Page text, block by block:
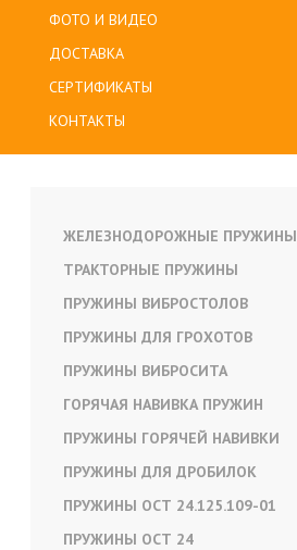
ФОТО И ВИДЕО
ДОСТАВКА
СЕРТИФИКАТЫ
КОНТАКТЫ
ЖЕЛЕЗНОДОРОЖНЫЕ ПРУЖИНЫ
ТРАКТОРНЫЕ ПРУЖИНЫ
ПРУЖИНЫ ВИБРОСТОЛОВ
ПРУЖИНЫ ДЛЯ ГРОХОТОВ
ПРУЖИНЫ ВИБРОСИТА
ГОРЯЧАЯ НАВИВКА ПРУЖИН
ПРУЖИНЫ ГОРЯЧЕЙ НАВИВКИ
ПРУЖИНЫ ДЛЯ ДРОБИЛОК
ПРУЖИНЫ ОСТ 24.125.109-01
ПРУЖИНЫ ОСТ 24